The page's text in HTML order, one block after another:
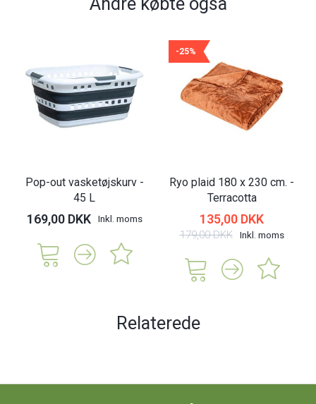
Pop-out vasketøjskurv -
45 L
169,00 DKK Inkl. moms
-25%
Ryo plaid 180 x 230 cm. -
Terracotta
135,00 DKK
179,00 DKK Inkl. moms
Relaterede